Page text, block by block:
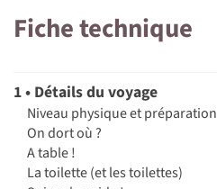
Fiche technique
1 • Détails du voyage
Niveau physique et préparation
On dort où ?
A table !
La toilette (et les toilettes)